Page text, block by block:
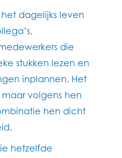
het dagelijks leven
die
stukken lezen en
inplannen. Het
maar volgens hen
hen dicht
hetzelfde